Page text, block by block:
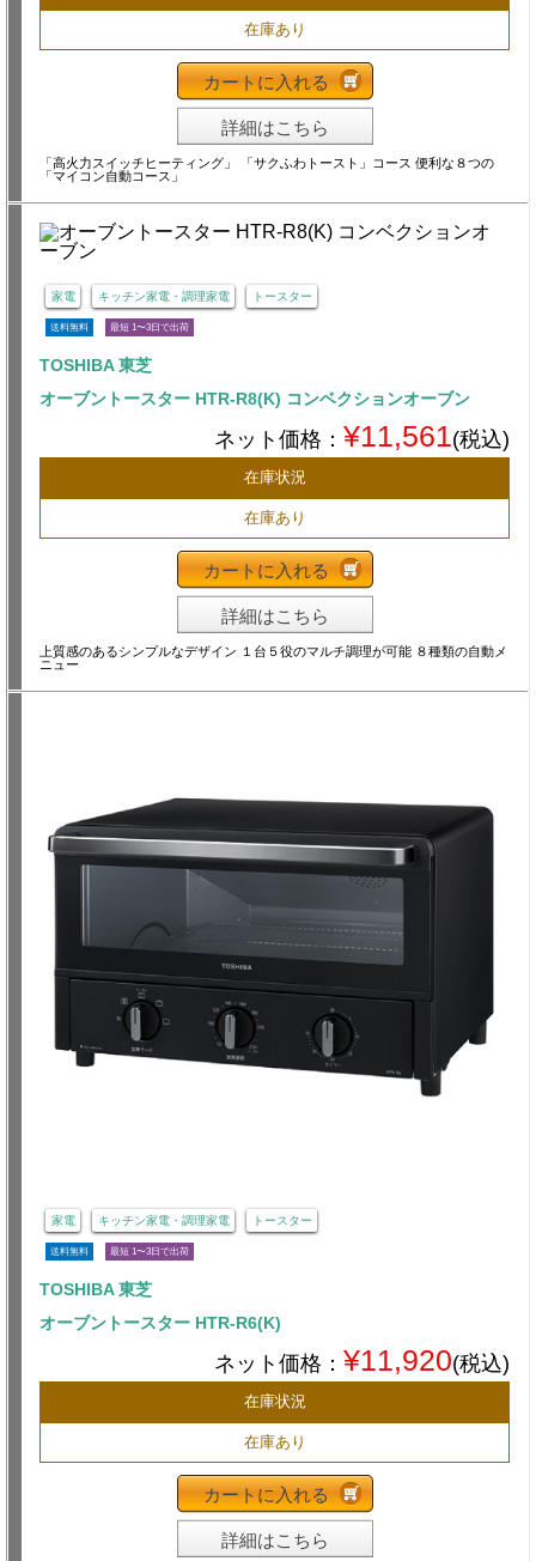
在庫あり
カートに入れる
詳細はこちら
「高火力スイッチヒーティング」 「サクふわトースト」コース 便利な８つの
「マイコン自動コース」
家電 キッチン家電・調理家電 トースター
送料無料 最短 1〜3日で出荷
TOSHIBA 東芝
オーブントースター HTR-R8(K) コンベクションオーブン
ネット価格： ¥11,561(税込)
在庫状況
在庫あり
カートに入れる
詳細はこちら
上質感のあるシンプルなデザイン １台５役のマルチ調理が可能 ８種類の自動メ
ニュー
家電 キッチン家電・調理家電 トースター
送料無料 最短 1〜3日で出荷
TOSHIBA 東芝
オーブントースター HTR-R6(K)
ネット価格： ¥11,920(税込)
在庫状況
在庫あり
カートに入れる
詳細はこちら